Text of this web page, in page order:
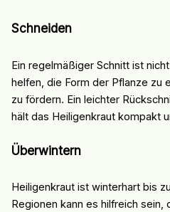
Schneiden
Ein regelmäßiger Schnitt ist
helfen, die Form der Pflanze zu
zu fördern. Ein leichter
hält das Heiligenkraut kompakt
Überwintern
Heiligenkraut ist winterhart bis
Regionen kann es hilfreich sein,